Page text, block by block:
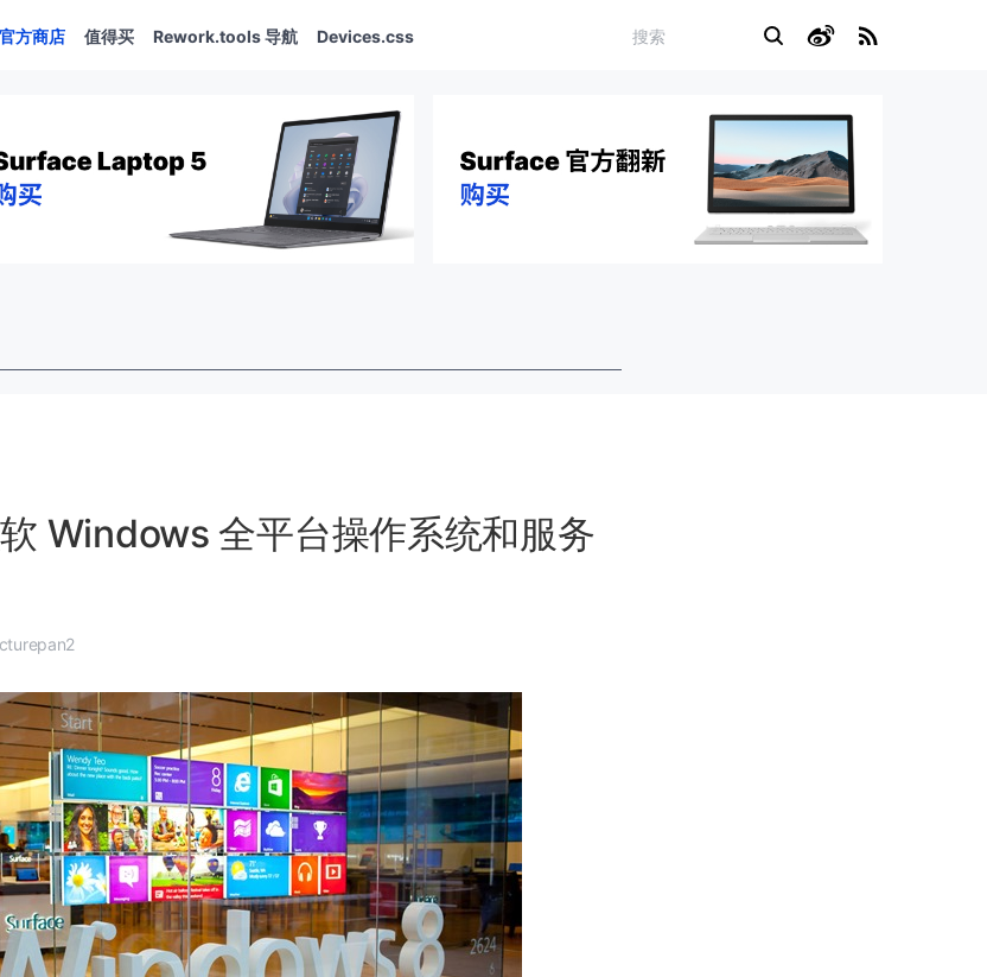
方商店 值得买 Rework.tools 导航 Devices.css
Windows 全平台操作系统和服务